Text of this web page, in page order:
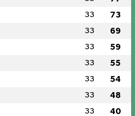
33 73
33 69
33 59
33 55
33 54
33 48
33 40